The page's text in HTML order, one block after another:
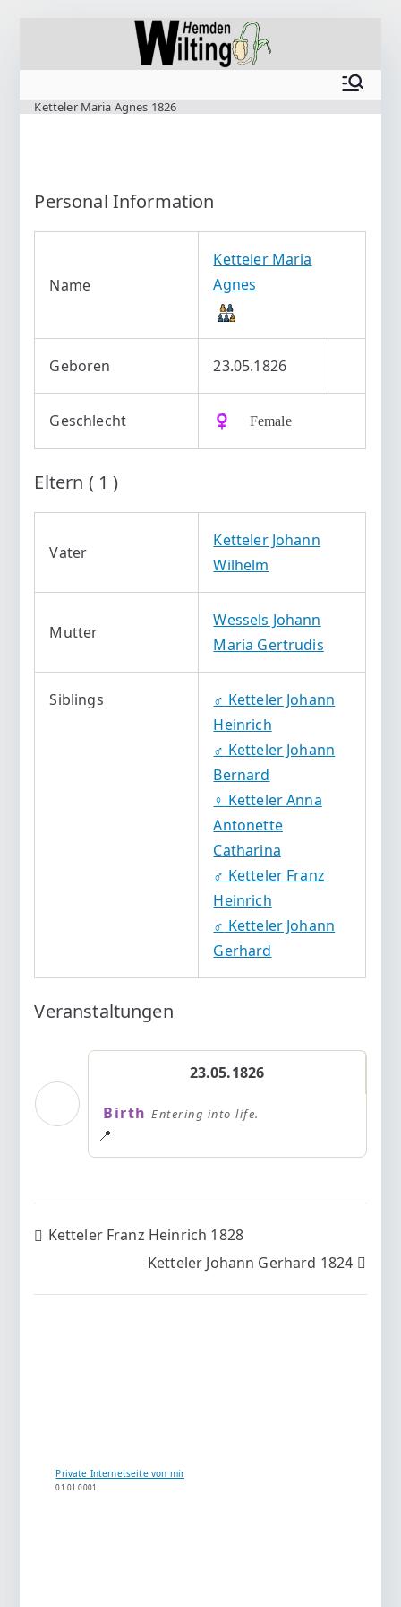
Ketteler Maria Agnes 1826
Personal Information
Name
Ketteler Maria
Agnes
Geboren 23.05.1826
Geschlecht ♀️ Female
Eltern ( 1 )
Vater
Ketteler Johann
Wilhelm
Mutter
Wessels Johann
Maria Gertrudis
Siblings ♂️ Ketteler Johann
Heinrich
♂️ Ketteler Johann
Bernard
♀️ Ketteler Anna
Antonette
Catharina
♂️ Ketteler Franz
Heinrich
♂️ Ketteler Johann
Gerhard
Veranstaltungen
23.05.1826
BirthEntering into life.
📍
Beitragsnavigation
Ketteler Franz Heinrich 1828
Ketteler Johann Gerhard 1824
Private Internetseite von mir
01.01.0001